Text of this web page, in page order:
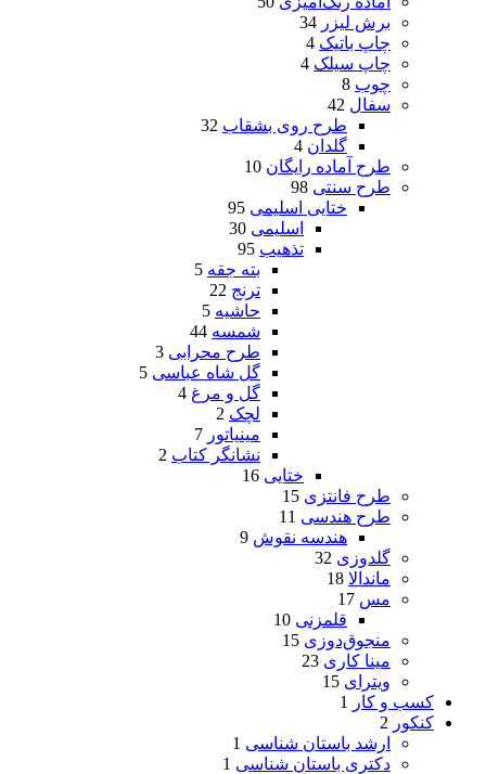
برش لیزر 34
چاپ باتیک 4
چاپ سیلک 4
چوب 8
سفال 42
طرح روی بشقاب 32
گلدان 4
طرح آماده رایگان 10
طرح سنتی 98
ختایی اسلیمی 95
اسلیمی 30
تذهیب 95
بته جقه 5
ترنج 22
حاشیه 5
شمسه 44
طرح محرابی 3
گل شاه عباسی 5
گل و مرغ 4
لچک 2
مینیاتور 7
نشانگر کتاب 2
ختایی 16
طرح فانتزی 15
طرح هندسی 11
هندسه نقوش 9
گلدوزی 32
ماندالا 18
مس 17
قلمزنی 10
منجوق‌دوزی 15
مینا کاری 23
ویترای 15
کسب و کار
1
کنکور 2
ارشد باستان شناسی 1
دکتری باستان شناسی 1